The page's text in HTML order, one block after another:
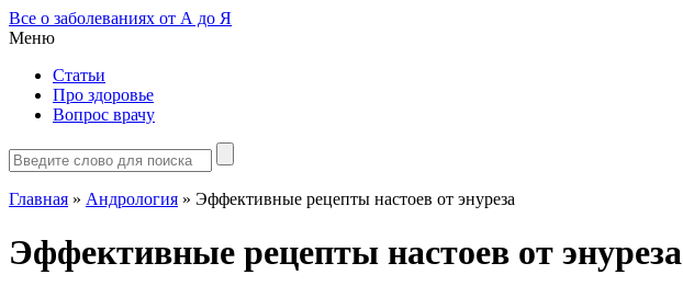
Все о заболеваниях от А до Я
Меню
Статьи
Про здоровье
Вопрос врачу
Главная » Андрология » Эффективные рецепты настоев от энуреза
Эффективные рецепты настоев от энуреза